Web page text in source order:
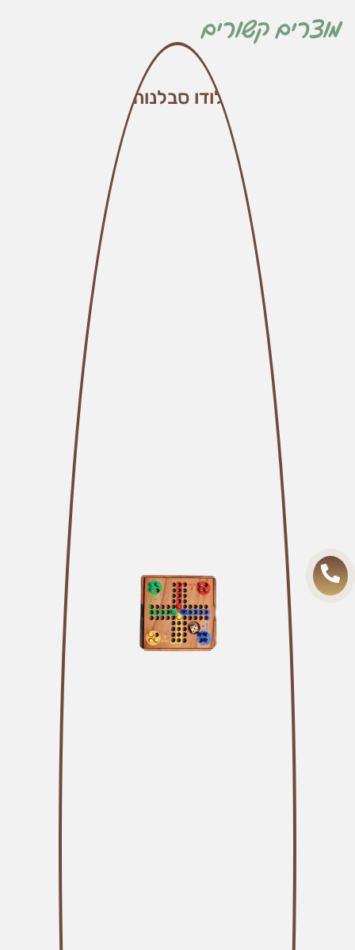
מוצרים קשורים
לודו סבלנות